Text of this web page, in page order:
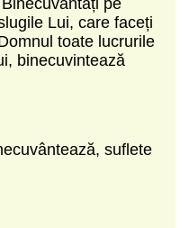
Lui, care faceți
toate lucrurile
binecuvintează
suflete